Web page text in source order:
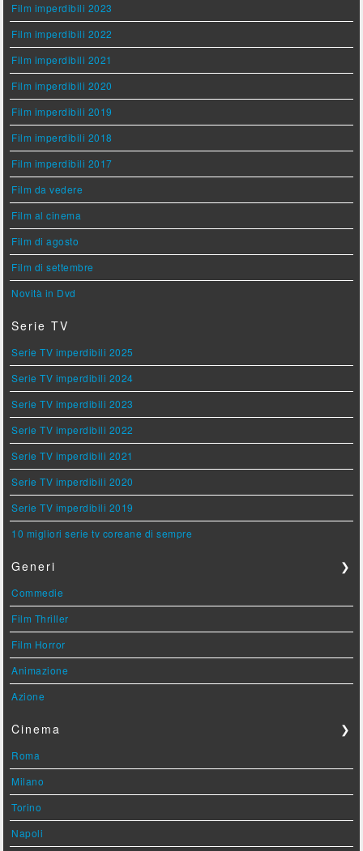
Film imperdibili 2023
Film imperdibili 2022
Film imperdibili 2021
Film imperdibili 2020
Film imperdibili 2019
Film imperdibili 2018
Film imperdibili 2017
Film da vedere
Film al cinema
Film di agosto
Film di settembre
Novità in Dvd
Serie TV
Serie TV imperdibili 2025
Serie TV imperdibili 2024
Serie TV imperdibili 2023
Serie TV imperdibili 2022
Serie TV imperdibili 2021
Serie TV imperdibili 2020
Serie TV imperdibili 2019
10 migliori serie tv coreane di sempre
Generi ❯
Commedie
Film Thriller
Film Horror
Animazione
Azione
Cinema ❯
Roma
Milano
Torino
Napoli